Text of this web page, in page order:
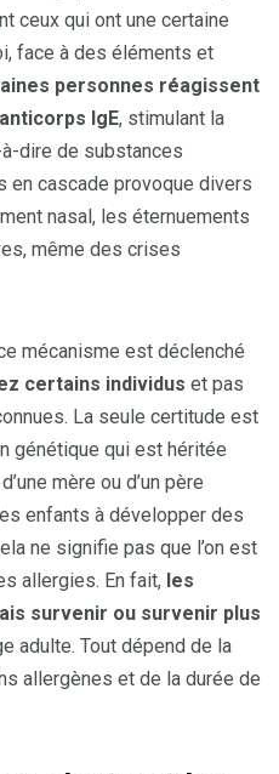
ceux qui ont une certaine
face à des éléments et
personnes réagissent
IgE, stimulant la
à-dire de substances
en cascade provoque divers
nasal, les éternuements
même des crises
mécanisme est déclenché
certains individus et pas
La seule certitude est
génétique qui est héritée
mère ou d’un père
enfants à développer des
ne signifie pas que l’on est
allergies. En fait, les
survenir ou survenir plus
adulte. Tout dépend de la
allergènes et de la durée de